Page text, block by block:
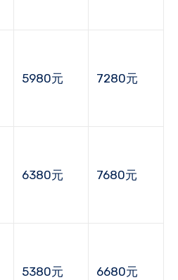
5980元 7280元
6380元 7680元
5380元 6680元